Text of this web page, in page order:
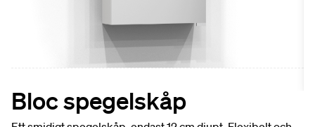
Bloc spegelskåp